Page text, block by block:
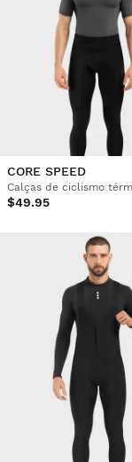
CORE SPEED
$49.95